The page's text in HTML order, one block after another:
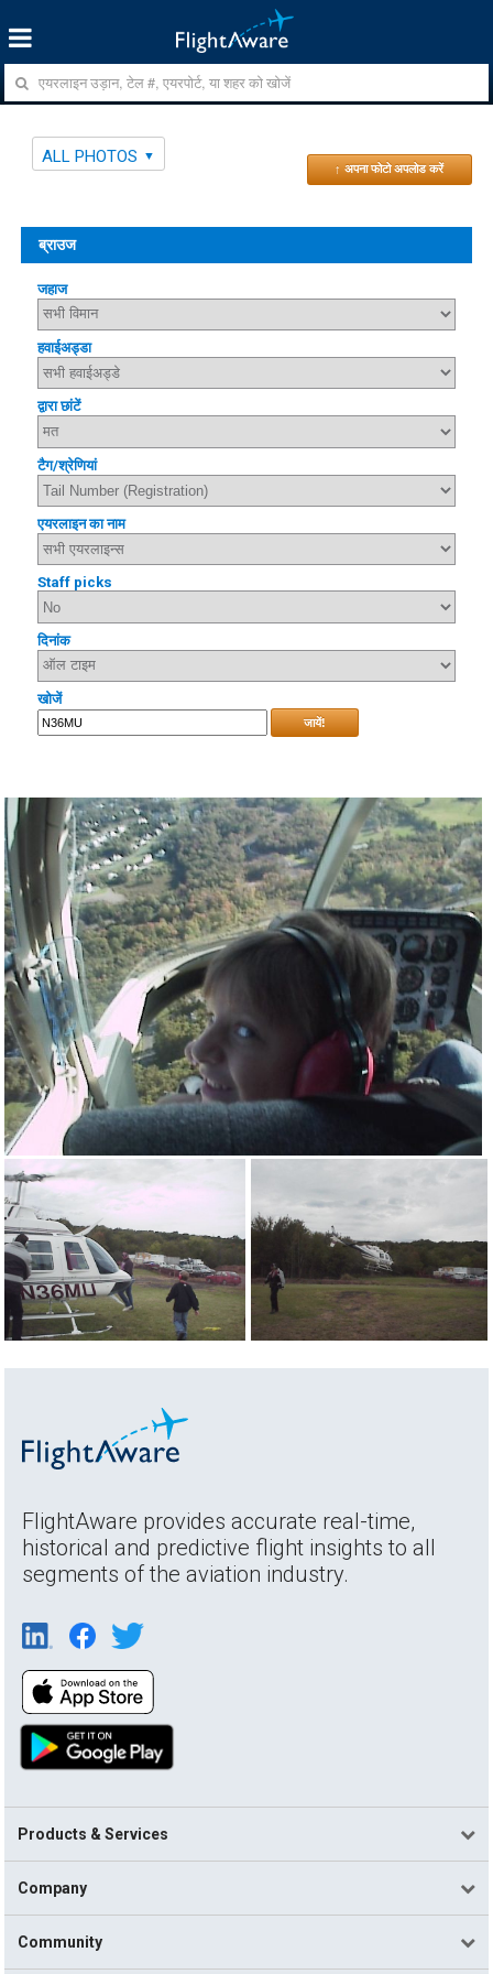
ALL PHOTOS
↑ अपना फोटो अपलोड करें
ब्राउज
जहाज
हवाईअड्डा
द्वारा छांटें
टैग/श्रेणियां
एयरलाइन का नाम
Staff picks
दिनांक
खोजें
जायें!
FlightAware provides accurate real-time,
historical and predictive flight insights to all
segments of the aviation industry.
Products & Services
Company
Community